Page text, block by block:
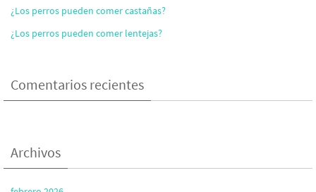
¿Los perros pueden comer castañas?
¿Los perros pueden comer lentejas?
Comentarios recientes
Archivos